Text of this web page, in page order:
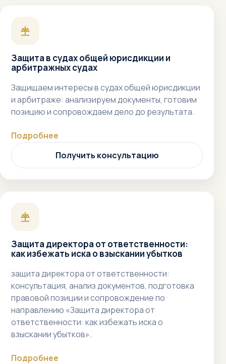
Защита в судах общей юрисдикции и
арбитражных судах
Защищаем интересы в судах общей юрисдикции
и арбитраже: анализируем документы, готовим
позицию и сопровождаем дело до результата.
Подробнее
Получить консультацию
Защита директора от ответственности:
как избежать иска о взыскании убытков
защита директора от ответственности:
консультация, анализ документов, подготовка
правовой позиции и сопровождение по
направлению «Защита директора от
ответственности: как избежать иска о
взыскании убытков».
Подробнее